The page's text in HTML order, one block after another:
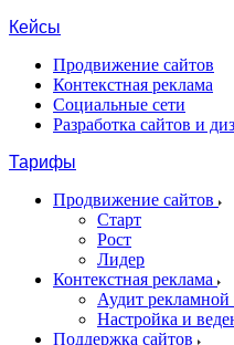
Кейсы
Продвижение сайтов
Контекстная реклама
Социальные сети
Разработка сайтов и
Тарифы
Продвижение сайтов
Старт
Рост
Лидер
Контекстная реклама
Аудит
Настройка и
Поддержка сайтов